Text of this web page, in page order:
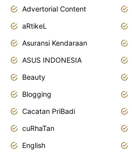
Advertorial Content
aRtikeL
Asuransi Kendaraan
ASUS INDONESIA
Beauty
Blogging
Cacatan PriBadi
cuRhaTan
English